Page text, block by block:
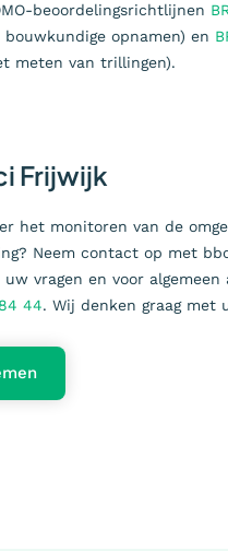
beoordelingsrichtlijnen
opnamen) en
meten van trillingen).
Frijwijk
het monitoren van de
Neem contact op met
vragen en voor algemeen
44. Wij denken graag met